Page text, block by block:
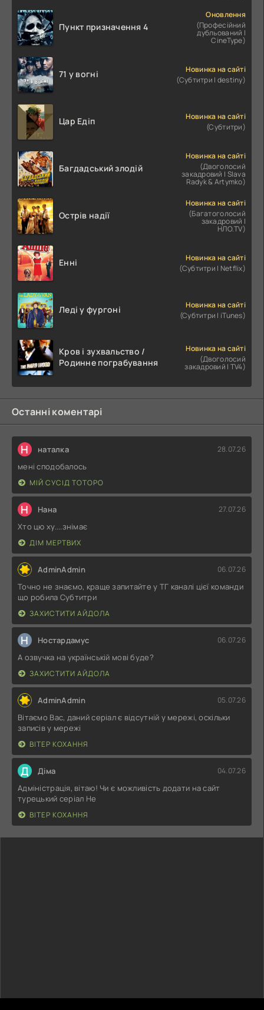
Пункт призначення 4
Оновлення
(Професійний
дубльований |
CineType)
71 у вогні
Новинка на сайті
(Субтитри | destiny)
Цар Едіп
Новинка на сайті
(Субтитри)
Багдадський злодій
Новинка на сайті
(Двоголосий
закадровий | Slava
Radyk & Artymko)
Острів надії
Новинка на сайті
(Багатоголосий
закадровий |
НЛО.TV)
Енні
Новинка на сайті
(Субтитри | Netflix)
Леді у фургоні
Новинка на сайті
(Субтитри | iTunes)
Кров і зухвальство /
Родинне пограбування
Новинка на сайті
(Двоголосий
закадровий | TV4)
Останні коментарі
Н наталка 28.07.26
мені сподобалось
МІЙ СУСІД ТОТОРО
Н Нана 27.07.26
Хто цю ху....знімає
ДІМ МЕРТВИХ
AdminAdmin 06.07.26
Точно не знаємо, краще запитайте у ТГ каналі цієї команди
що робила Субтитри
ЗАХИСТИТИ АЙДОЛА
Н Ностардамус 06.07.26
А озвучка на українській мові буде?
ЗАХИСТИТИ АЙДОЛА
AdminAdmin 05.07.26
Вітаємо Вас, даний серіал є відсутній у мережі, оскільки
записів у мережі
ВІТЕР КОХАННЯ
Д Діма 04.07.26
Адміністрація, вітаю! Чи є можливість додати на сайт
турецький серіал Не
ВІТЕР КОХАННЯ